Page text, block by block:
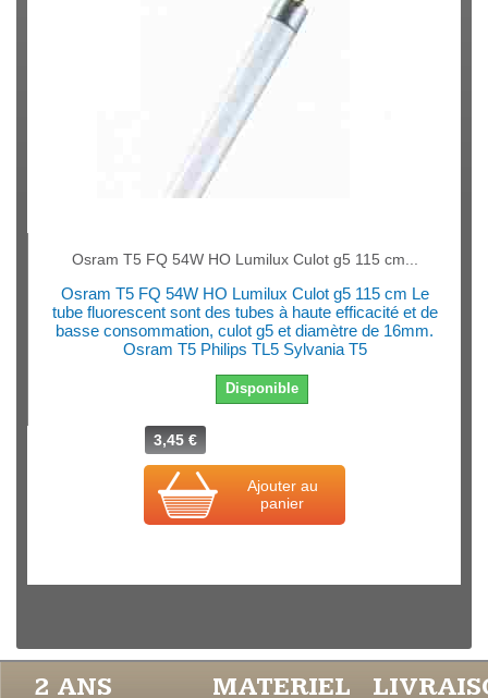
Osram T5 FQ 54W HO Lumilux Culot g5 115 cm...
Osram T5 FQ 54W HO Lumilux Culot g5 115 cm Le
tube fluorescent sont des tubes à haute efficacité et de
basse consommation, culot g5 et diamètre de 16mm.
Osram T5 Philips TL5 Sylvania T5
Disponible
3,45 €
Ajouter au
panier
2 ANS MATERIEL